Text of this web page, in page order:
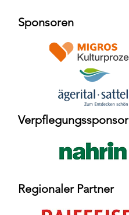
Sponsoren
Verpflegungssponsor
Regionaler Partner